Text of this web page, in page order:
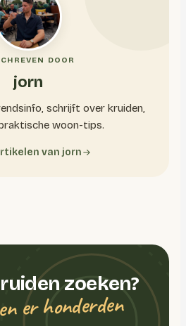
DOOR
jorn
schrijft over kruiden,
woon-tips.
van jorn
zoeken?
er honderden